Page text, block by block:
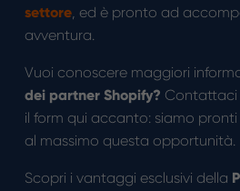
settore, ed è pronto ad
avventura.
Vuoi conoscere maggiori
dei partner Shopify?
il form qui accanto: siamo
al massimo questa opportunità.
Scopri i vantaggi esclusivi della